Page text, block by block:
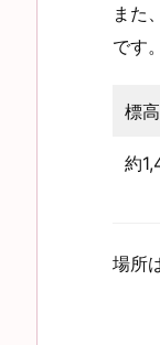
また
です。
標高
約
場所